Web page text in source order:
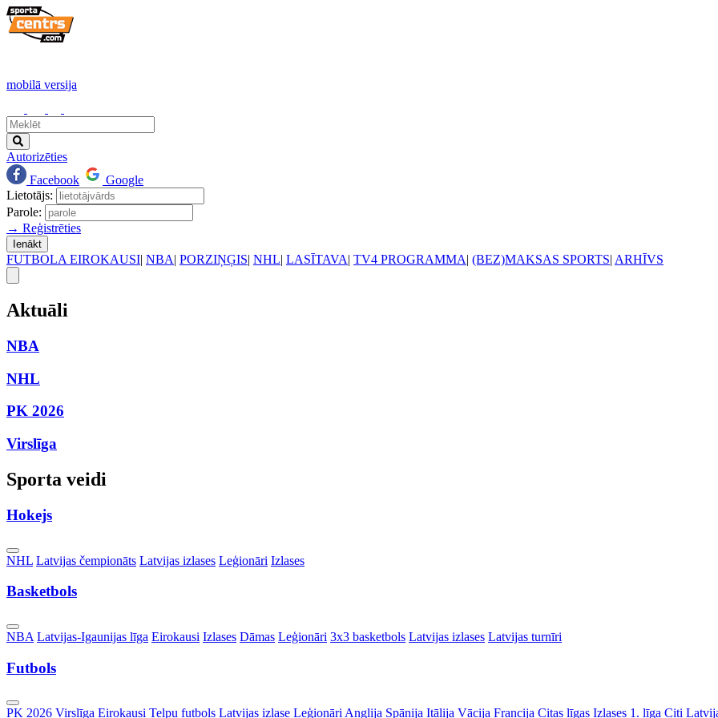
mobilā versija
Autorizēties
Facebook
Google
Lietotājs:
Parole:
→ Reģistrēties
Ienākt
FUTBOLA EIROKAUSI| NBA| PORZIŅĢIS| NHL| LASĪTAVA| TV4 PROGRAMMA| (BEZ)MAKSAS SPORTS| ARHĪVS
Aktuāli
NBA
NHL
PK 2026
Virslīga
Sporta veidi
Hokejs
Toggle
Dropdown
NHL Latvijas čempionāts Latvijas izlases Leģionāri Izlases
Basketbols
Toggle
Dropdown
NBA Latvijas-Igaunijas līga Eirokausi Izlases Dāmas Leģionāri 3x3 basketbols Latvijas izlases Latvijas turnīri
Futbols
Toggle
PK 2026 Virslīga Eirokausi Telpu futbols Latvijas izlase Leģionāri Anglija Spānija Itālija Vācija Francija Citas līgas Izlases 1. līga Citi